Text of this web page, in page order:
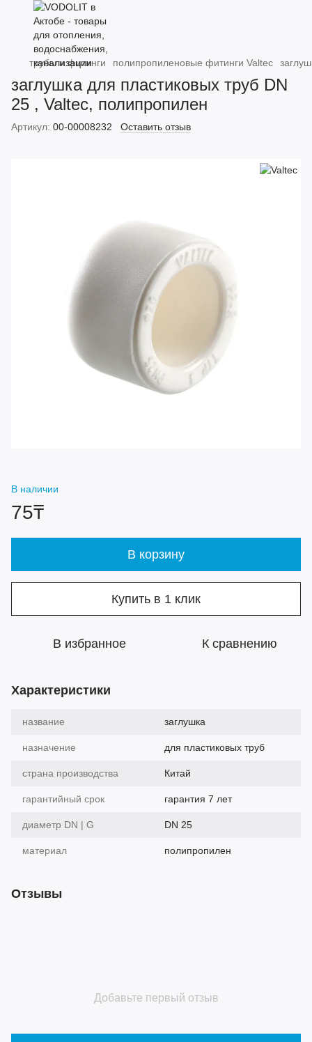
трубы и фитинги полипропиленовые фитинги Valtec
заглушка для пластиковых труб DN
25 , Valtec, полипропилен
Артикул: 00-00008232 Оставить отзыв
В наличии
75₸
В корзину
Купить в 1 клик
В избранное К сравнению
Характеристики
название заглушка
назначение для пластиковых труб
страна производства Китай
гарантийный срок гарантия 7 лет
диаметр DN | G DN 25
материал полипропилен
Отзывы
Добавьте первый отзыв